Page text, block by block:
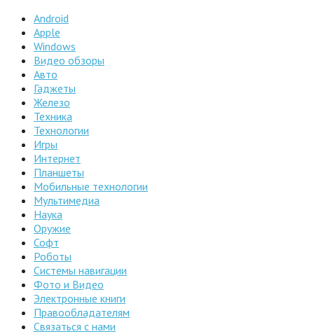
Android
Apple
Windows
Видео обзоры
Авто
Гаджеты
Железо
Техника
Технологии
Игры
Интернет
Планшеты
Мобильные технологии
Мультимедиа
Наука
Оружие
Софт
Роботы
Системы навигации
Фото и Видео
Электронные книги
Правообладателям
Связаться с нами